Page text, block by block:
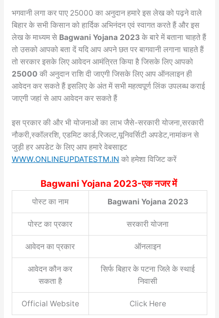
भगवानी लगा कर पाए 25000 का अनुदान हमारे इस लेख को पढ़ने वाले
बिहार के सभी किसान को हार्दिक अभिनंदन एवं स्वागत करते हैं और इस
लेख के माध्यम से Bagwani Yojana 2023के बारे में बताना चाहते हैं
तो उसको आपको बता दें यदि आप अपने छत पर बागवानी लगाना चाहते हैं
तो सरकार इसके लिए आवेदन आमंत्रित किया है जिसके लिए आपको
25000 की अनुदान राशि दी जाएगी जिसके लिए आप ऑनलाइन ही
आवेदन कर सकते हैं इसलिए के अंत में सभी महत्वपूर्ण लिंक उपलब्ध कराई
जाएगी जहां से आप आवेदन कर सकते हैं
इस प्रकार की और भी योजनाओं का लाभ जैसे-सरकारी योजना,सरकारी
नौकरी,स्कॉलरशि, एडमिट कार्ड,रिजल्ट,यूनिवर्सिटी अपडेट,नामांकन से
जुड़ी हर अपडेट के लिए आप हमारे वेबसाइट
WWW.ONLINEUPDATESTM.IN को हमेशा विजिट करें
Bagwani Yojana 2023-एक नजर में
पोस्ट का नाम Bagwani Yojana 2023
पोस्ट का प्रकार सरकारी योजना
आवेदन का प्रकार ऑनलाइन
आवेदन कौन कर
सकता है
सिर्फ बिहार के पटना जिले के स्थाई
निवासी
Official Website Click Here